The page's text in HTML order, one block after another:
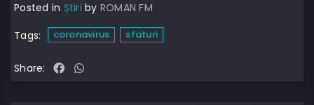
Posted in Știri by ROMAN FM
Tags:
coronavirus sfaturi
Share: